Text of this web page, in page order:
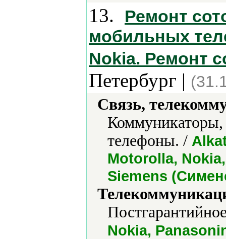
13.
Ремонт
мобильных
Nokia. Ремонт
Петербург |
Связь,
телефоны. /
Motorolla,
Siemens
Nokia,